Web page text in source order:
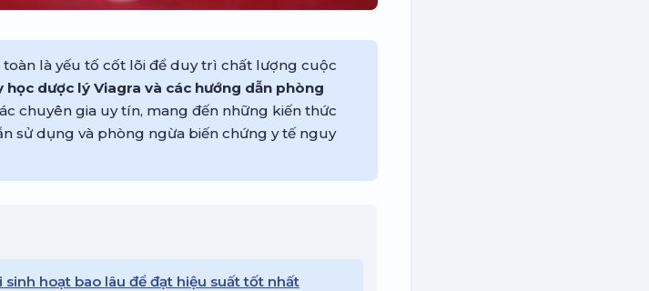
là yếu tố cốt lõi để duy trì chất lượng cuộc
học dược lý Viagra và các hướng dẫn phòng
chuyên gia uy tín, mang đến những kiến thức
sử dụng và phòng ngừa biến chứng y tế nguy
sinh hoạt bao lâu để đạt hiệu suất tốt nhất